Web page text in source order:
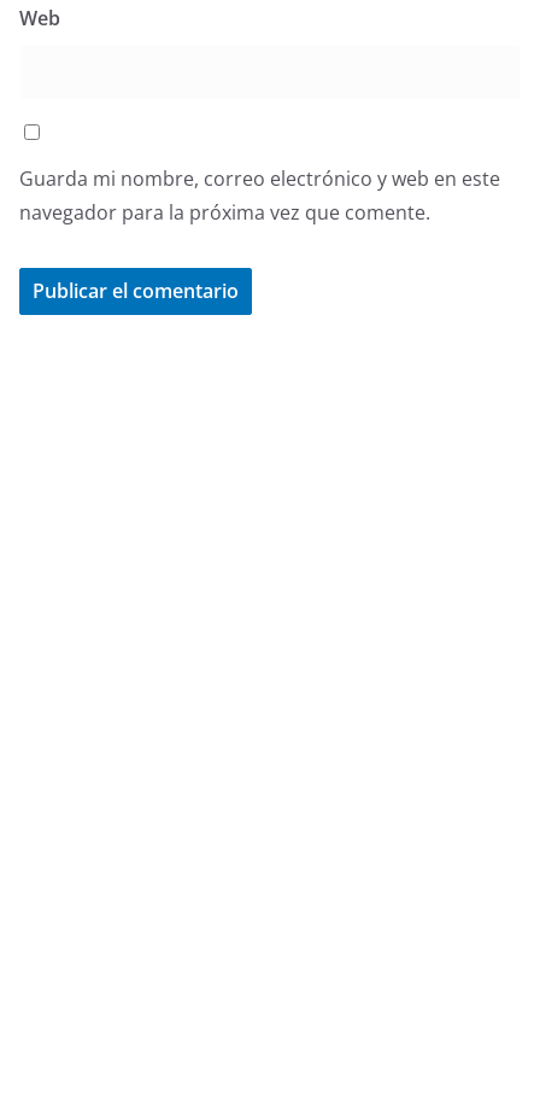
Web
Guarda mi nombre, correo electrónico y web en este
navegador para la próxima vez que comente.